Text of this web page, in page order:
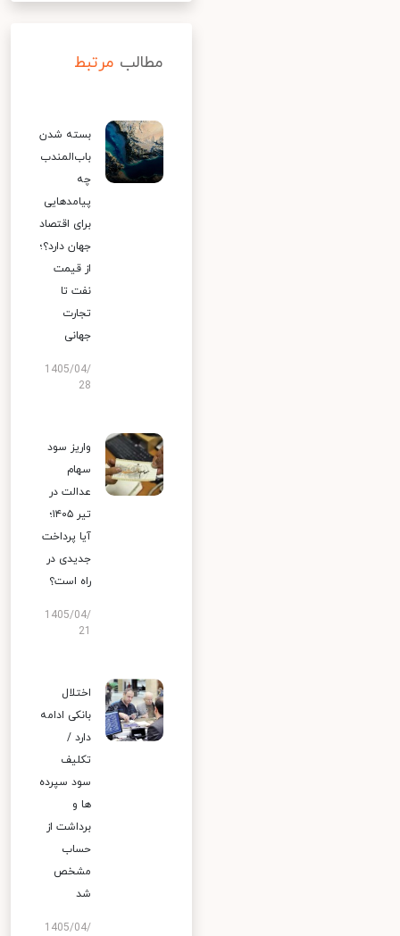
مطالب مرتبط
بسته شدن
باب‌المندب
چه
پیامدهایی
برای اقتصاد
جهان دارد؟؛
از قیمت
نفت تا
تجارت
جهانی
1405/04/
28
واریز سود
سهام
عدالت در
تیر ۱۴۰۵؛
آیا پرداخت
جدیدی در
راه است؟
1405/04/
اختلال
بانکی ادامه
دارد /
تکلیف
سود سپرده
ها و
برداشت از
حساب
مشخص
شد
1405/04/